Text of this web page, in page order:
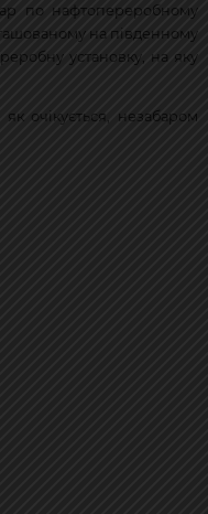
по нафтопереробному
на південному
установку, на яку
очікується, незабаром